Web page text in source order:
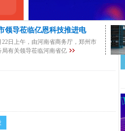
领导莅临亿恩科技推进电
22日上午，由河南省商务厅，郑州市
局有关领导莅临河南省亿